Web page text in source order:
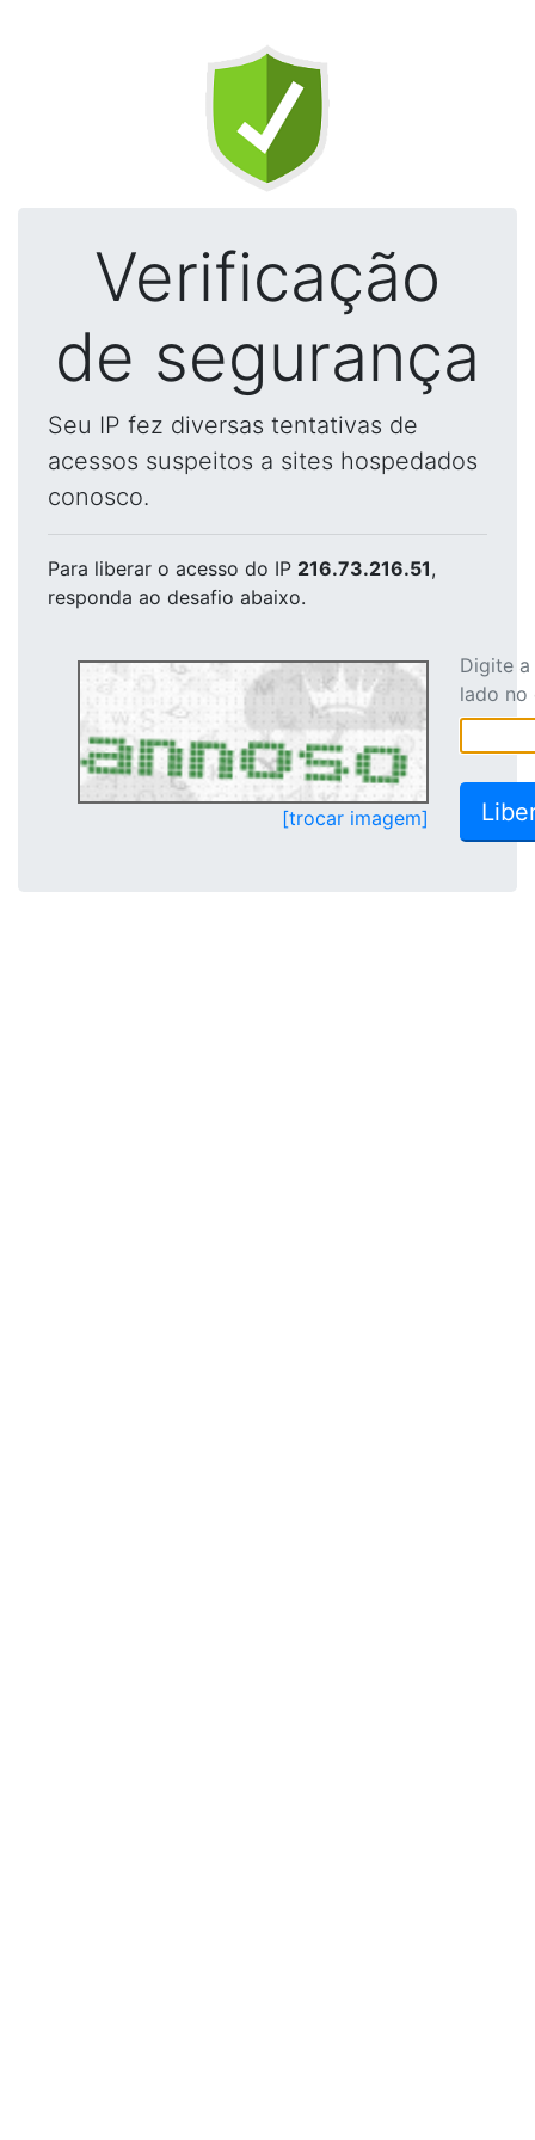
Verificação
de segurança
Seu IP fez diversas tentativas de
acessos suspeitos a sites hospedados
conosco.
Para liberar o acesso do IP 216.73.216.51,
responda ao desafio abaixo.
[trocar imagem]
Digite
lado no